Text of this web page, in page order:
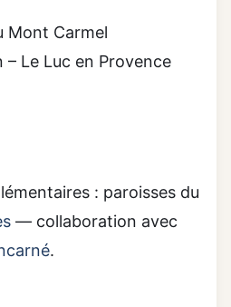
Mont Carmel
– Le Luc en Provence
: paroisses du
— collaboration avec
.